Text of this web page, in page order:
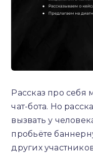
Рассказ про
чат-бота. Но
вызвать у
пробьёте
других